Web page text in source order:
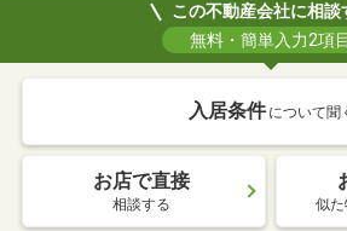
この不動産会社に相談
無料・簡単入力2項目
入居条件 について聞
お店で直接
相談する 似た